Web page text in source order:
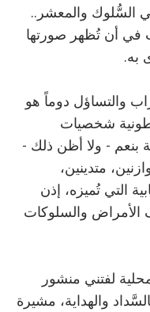
السُّلوك والمعشر..
في أن تُظهر صورتها
به.
والتساؤل دوماً هو
شخصيات
بنعم - ولا أظن ذلك -
متدينين،
التي تُميزه، إذن
الأمراض والسلوكات
لفتني منشور
والهداية، مشيرة